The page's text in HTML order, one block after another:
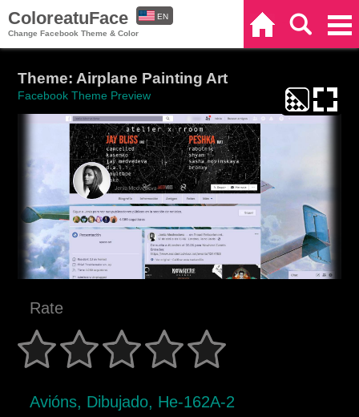
ColoreatuFace
Change Facebook Theme & Color
EN
Theme: Airplane Painting Art
Facebook Theme Preview
Rate
Avións, Dibujado, He-162A-2